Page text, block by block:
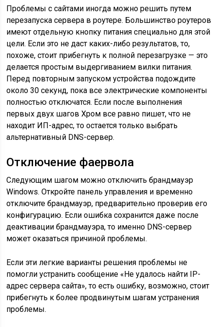
Проблемы с сайтами иногда можно решить путем
перезапуска сервера в роутере. Большинство роутеров
имеют отдельную кнопку питания специально для этой
цели. Если это не даст каких-либо результатов, то,
похоже, стоит прибегнуть к полной перезагрузке — это
делается простым выдергиванием вилки питания.
Перед повторным запуском устройства подождите
около 30 секунд, пока все электрические компоненты
полностью отключатся. Если после выполнения
первых двух шагов Хром все равно пишет, что не
находит ИП-адрес, то остается только выбрать
альтернативный DNS-сервер.
Отключение фаервола
Следующим шагом можно отключить брандмауэр
Windows. Откройте панель управления и временно
отключите брандмауэр, предварительно проверив его
конфигурацию. Если ошибка сохранится даже после
деактивации брандмауэра, то именно DNS-сервер
может оказаться причиной проблемы.
Если эти легкие варианты решения проблемы не
помогли устранить сообщение «Не удалось найти IP-
адрес сервера сайта», то есть ошибку, возможно, стоит
прибегнуть к более продвинутым шагам устранения
проблемы.